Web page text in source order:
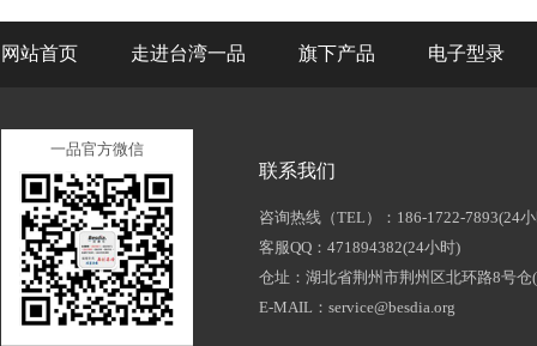
网站首页 走进台湾一品 旗下产品 电子型录
一品官方微信
联系我们
咨询热线（TEL）：186-1722-7893(24
客服QQ：471894382(24小时)
仓址：湖北省荆州市荆州区北环路8号
E-MAIL：service@besdia.org